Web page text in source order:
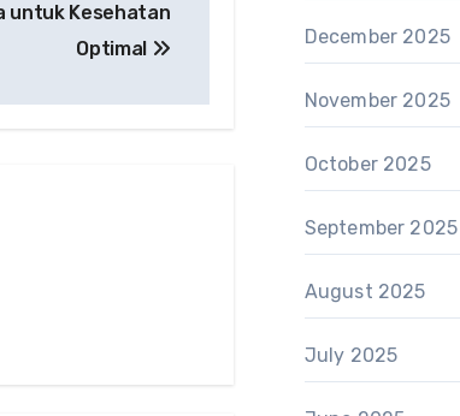
untuk Kesehatan
Optimal
December 2025
November 2025
October 2025
September 2025
August 2025
July 2025